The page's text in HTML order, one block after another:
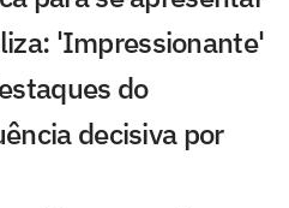
'Impressionante'
do
decisiva por